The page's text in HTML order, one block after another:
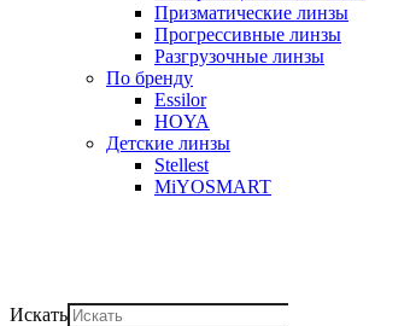
Призматические линзы
Прогрессивные линзы
Разгрузочные линзы
По бренду
Essilor
HOYA
Детские линзы
Stellest
MiYOSMART
Искать